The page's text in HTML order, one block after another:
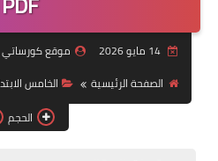
14 مايو 2026
موقع كورساتي
الصفحة الرئيسية
الخامس
الحجم